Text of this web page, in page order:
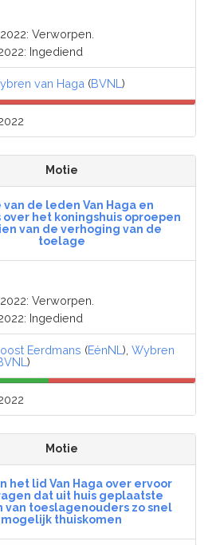
Verworpen.
Ingediend
van Haga (BVNL)
Motie
van de leden Van Haga en
over het koningshuis oproepen
van de verhoging van de
toelage
Verworpen.
Ingediend
Eerdmans (EénNL),Wybren
)
Motie
het lid Van Haga over ervoor
dat uit huis geplaatste
van toeslagenouders zo snel
mogelijk thuiskomen